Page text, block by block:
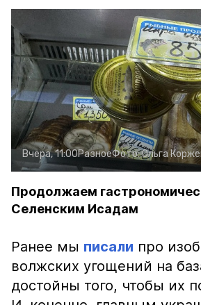
Вчера, 11:00РазноеФото:Ольга
Продолжаем
Селенским Исадам
Ранее мы писали про
волжских угощений на
достойны того, чтобы их